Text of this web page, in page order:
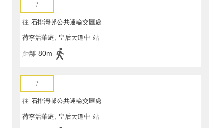
7
往 石排灣邨公共運輸交匯處
荷李活華庭, 皇后大道中 站
距離 80m
7
往 石排灣邨公共運輸交匯處
荷李活華庭, 皇后大道中 站